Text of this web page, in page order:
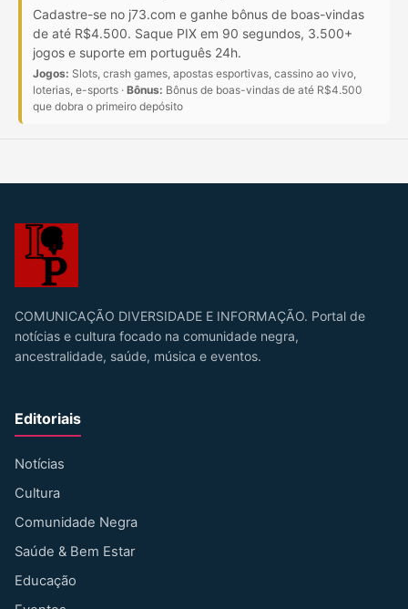
Cadastre-se no j73.com e ganhe bônus de boas-vindas
de até R$4.500. Saque PIX em 90 segundos, 3.500+
jogos e suporte em português 24h.
Jogos: Slots, crash games, apostas esportivas, cassino ao vivo,
loterias, e-sports · Bônus: Bônus de boas-vindas de até R$4.500
que dobra o primeiro depósito
COMUNICAÇÃO DIVERSIDADE E INFORMAÇÃO. Portal de
notícias e cultura focado na comunidade negra,
ancestralidade, saúde, música e eventos.
Editoriais
Notícias
Cultura
Comunidade Negra
Saúde & Bem Estar
Educação